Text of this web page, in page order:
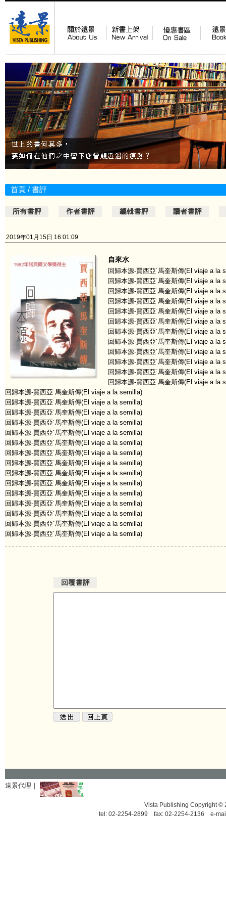
首頁 / 書評
2019年01月15日 16:01:09
自來水
回歸本源-賈西亞˙馬奎斯傳(El viaje a la
回歸本源-賈西亞˙馬奎斯傳(El viaje a la
回歸本源-賈西亞˙馬奎斯傳(El viaje a la
回歸本源-賈西亞˙馬奎斯傳(El viaje a la
回歸本源-賈西亞˙馬奎斯傳(El viaje a la
回歸本源-賈西亞˙馬奎斯傳(El viaje a la
回歸本源-賈西亞˙馬奎斯傳(El viaje a la
回歸本源-賈西亞˙馬奎斯傳(El viaje a la
回歸本源-賈西亞˙馬奎斯傳(El viaje a la
回歸本源-賈西亞˙馬奎斯傳(El viaje a la
回歸本源-賈西亞˙馬奎斯傳(El viaje a la
回歸本源-賈西亞˙馬奎斯傳(El viaje a la
回歸本源-賈西亞˙馬奎斯傳(El viaje a la semilla)
回歸本源-賈西亞˙馬奎斯傳(El viaje a la semilla)
回歸本源-賈西亞˙馬奎斯傳(El viaje a la semilla)
回歸本源-賈西亞˙馬奎斯傳(El viaje a la semilla)
回歸本源-賈西亞˙馬奎斯傳(El viaje a la semilla)
回歸本源-賈西亞˙馬奎斯傳(El viaje a la semilla)
回歸本源-賈西亞˙馬奎斯傳(El viaje a la semilla)
回歸本源-賈西亞˙馬奎斯傳(El viaje a la semilla)
回歸本源-賈西亞˙馬奎斯傳(El viaje a la semilla)
回歸本源-賈西亞˙馬奎斯傳(El viaje a la semilla)
回歸本源-賈西亞˙馬奎斯傳(El viaje a la semilla)
回歸本源-賈西亞˙馬奎斯傳(El viaje a la semilla)
回歸本源-賈西亞˙馬奎斯傳(El viaje a la semilla)
回歸本源-賈西亞˙馬奎斯傳(El viaje a la semilla)
回歸本源-賈西亞˙馬奎斯傳(El viaje a la semilla)
遠景代理｜
Vista Publishing Copyright ©
tel: 02-2254-2899 fax: 02-2254-2136 e-